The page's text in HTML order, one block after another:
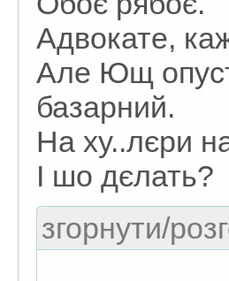
Адвокате,
Але Ющ
базарний.
На ху..лєри
І шо дєлать?
згорнути/